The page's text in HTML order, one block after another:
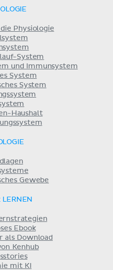
Physiologie
System
und Immunsystem
System
System
Haushalt
Gewebe
LERNEN
Ebook
als Download
Kenhub
mit KI